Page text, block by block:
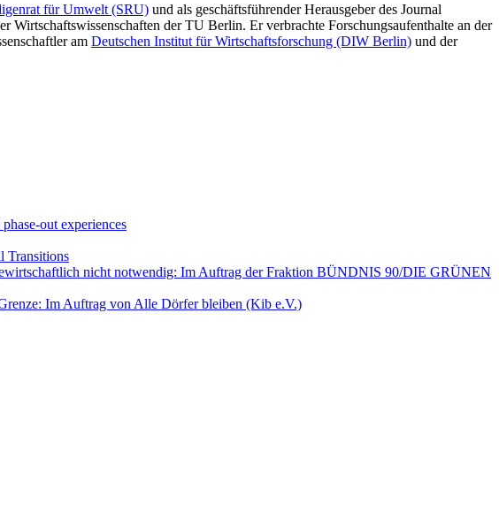
für Umwelt (SRU) und als geschäftsführender Herausgeber des Journal
der TU Berlin. Er verbrachte Forschungsaufenthalte an der
am Deutschen Institut für Wirtschaftsforschung (DIW Berlin) und der
out experiences
Transitions
nicht notwendig: Im Auftrag der Fraktion BÜNDNIS 90/DIE GRÜNEN
Im Auftrag von Alle Dörfer bleiben (Kib e.V.)